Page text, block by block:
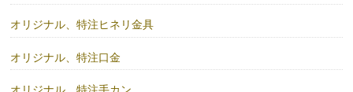
オリジナル、特注ヒネリ金具
オリジナル、特注口金